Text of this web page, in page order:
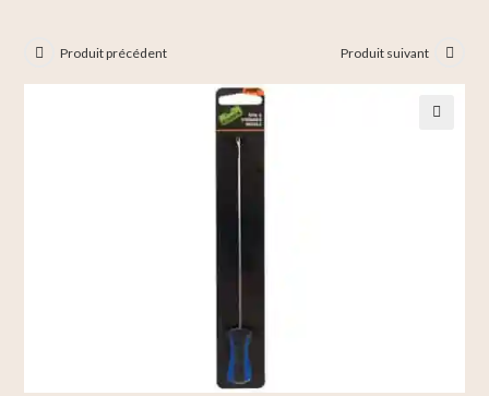
Produit précédent Produit suivant